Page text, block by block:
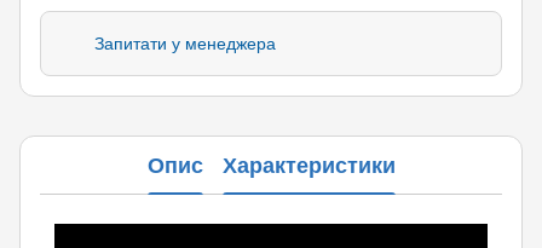
Запитати у менеджера
Опис Характеристики